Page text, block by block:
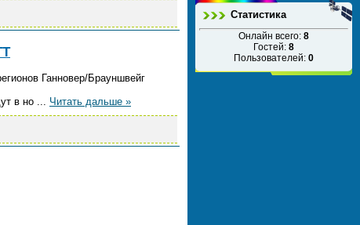
Ганновер/Брауншвейг
в но ... Читать дальше »
Статистика
Онлайн всего: 8
Гостей: 8
Пользователей: 0